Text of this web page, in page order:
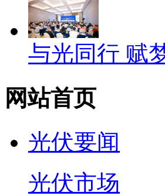
与光同行 赋
网站首页
光伏要闻
光伏市场